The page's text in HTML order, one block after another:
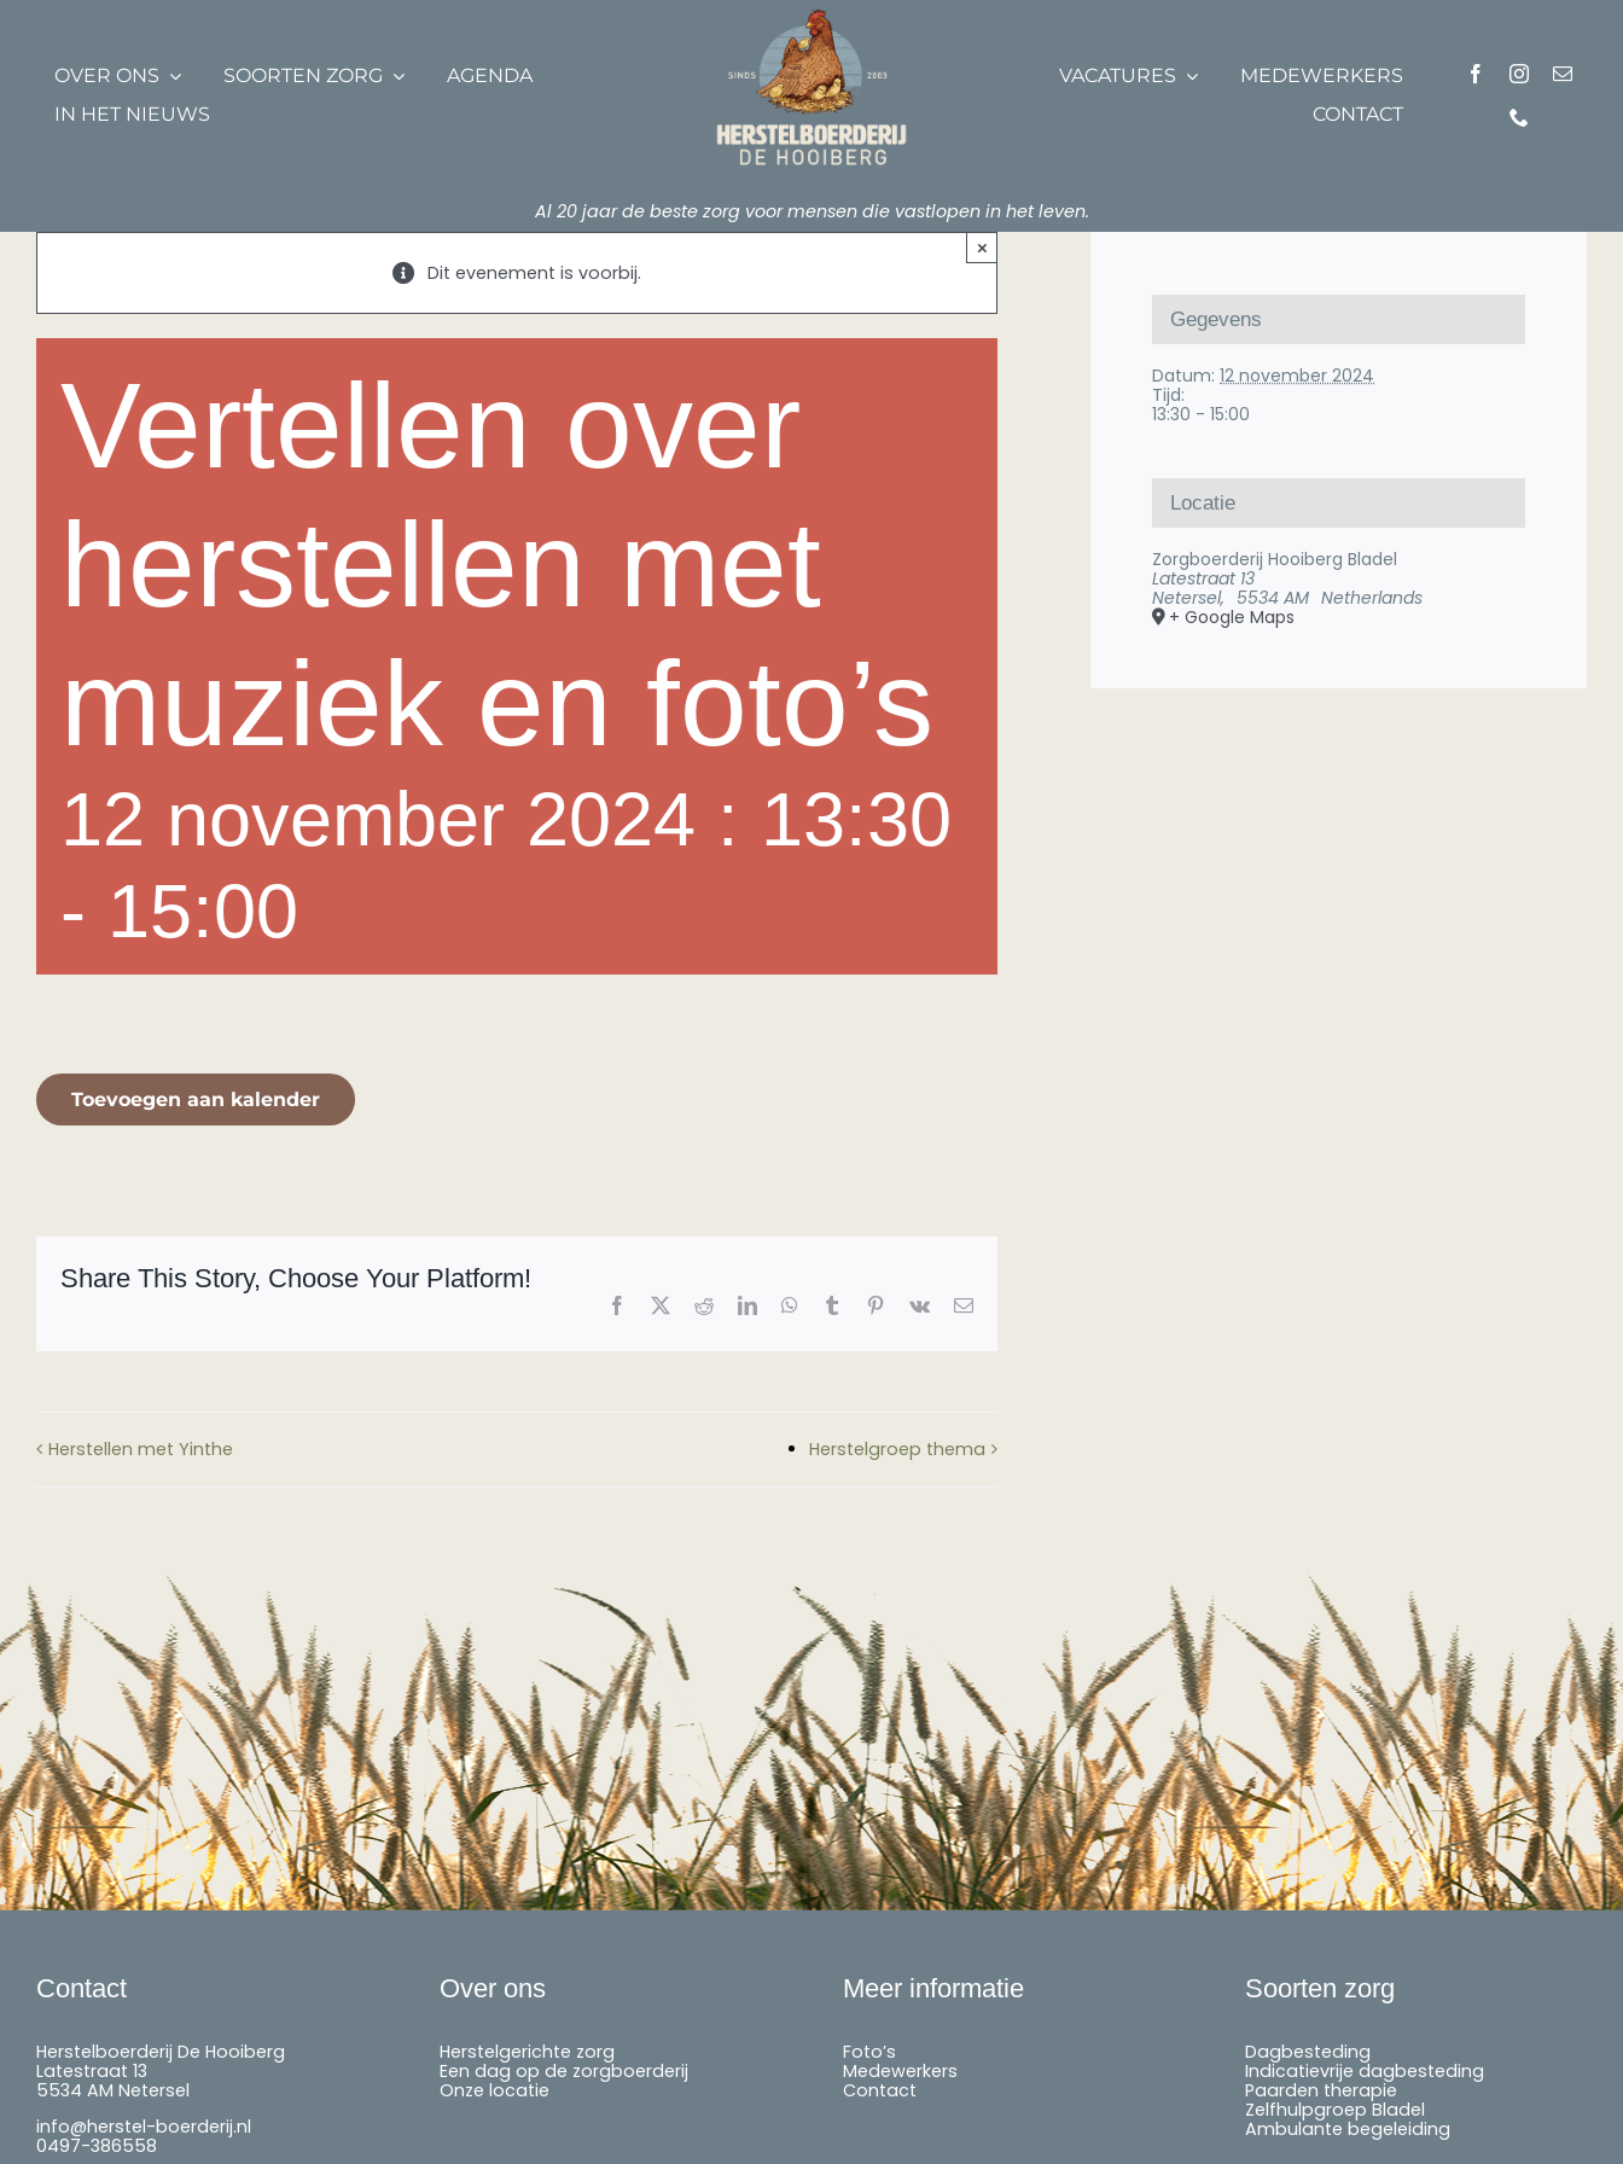
OVER ONS SOORTEN ZORG
AGENDA
IN HET NIEUWS
VACATURES
MEDEWERKERS
CONTACT
Al 20 jaar de beste zorg voor mensen die vastlopen in het leven.
Dit evenement is voorbij.
×
Vertellen over
herstellen met
muziek en foto’s
12 november 2024 : 13:30
- 15:00
Toevoegen aan kalender
Share This Story, Choose Your Platform!
Facebook RedditLinkedInWhatsApp
Tumblr Pinterest
Vk
E-
Herstellen met Yinthe Herstelgroep thema
Gegevens
Datum: 12 november 2024
Tijd:
13:30 - 15:00
Locatie
Zorgboerderij Hooiberg Bladel
Latestraat 13
Netersel, 5534 AM Netherlands
+ Google Maps
Contact
Herstelboerderij De Hooiberg
Latestraat 13
5534 AM Netersel
info@herstel-boerderij.nl
0497-386558
Over ons
Herstelgerichte zorg
Een dag op de zorgboerderij
Onze locatie
Meer informatie
Foto’s
Medewerkers
Contact
Soorten zorg
Dagbesteding
Indicatievrije dagbesteding
Paarden therapie
Zelfhulpgroep Bladel
Ambulante begeleiding